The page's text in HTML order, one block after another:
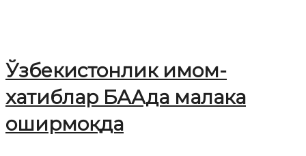
Ўзбекистонлик имом-
хатиблар БААда малака
оширмоқда